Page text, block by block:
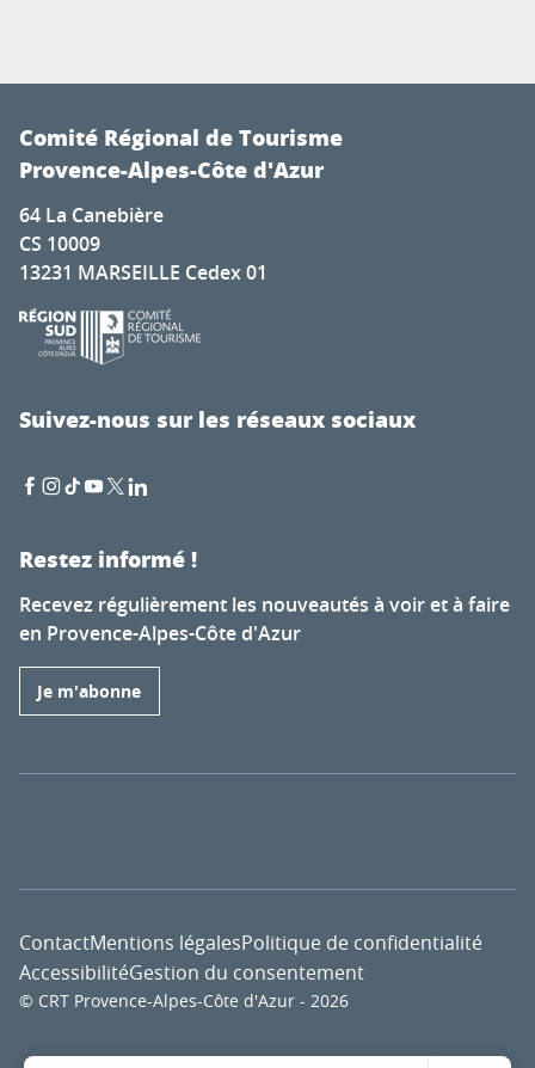
Comité Régional de Tourisme
Provence-Alpes-Côte d'Azur
64 La Canebière
CS 10009
13231 MARSEILLE Cedex 01
Suivez-nous sur les réseaux sociaux
Restez informé !
Recevez régulièrement les nouveautés à voir et à faire
en Provence-Alpes-Côte d'Azur
Je m'abonne
© CRT Provence-Alpes-Côte d'Azur - 2026
ContactMentions légalesPolitique de confidentialité
AccessibilitéGestion du consentement